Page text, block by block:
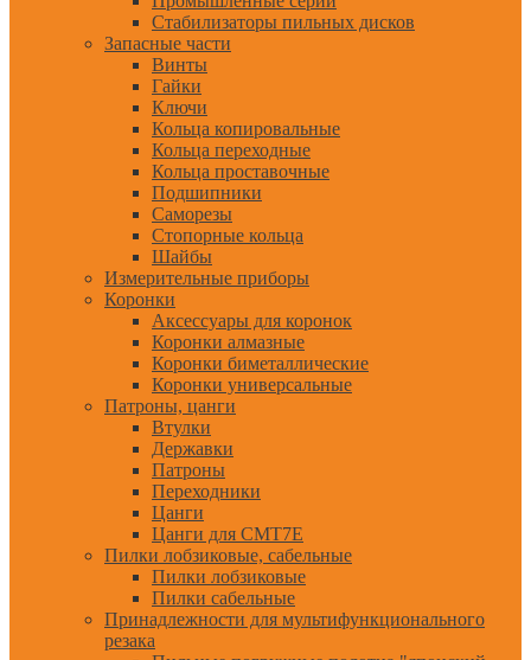
Стабилизаторы пильных дисков
Запасные части
Винты
Гайки
Ключи
Кольца копировальные
Кольца переходные
Кольца проставочные
Подшипники
Саморезы
Стопорные кольца
Шайбы
Измерительные приборы
Коронки
Аксессуары для коронок
Коронки алмазные
Коронки биметаллические
Коронки универсальные
Патроны, цанги
Втулки
Державки
Патроны
Переходники
Цанги
Цанги для CMT7E
Пилки лобзиковые, сабельные
Пилки лобзиковые
Пилки сабельные
Принадлежности для мультифункционального
резака